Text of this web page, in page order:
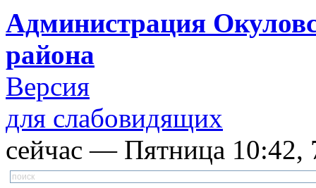
Администрация
района
Версия
для слабовидящих
сейчас — Пятница 10:42,